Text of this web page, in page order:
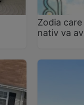
Zodia
nativ va